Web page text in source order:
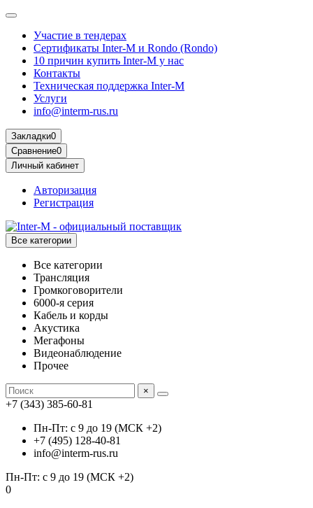
Участие в тендерах
Сертификаты Inter-M и Rondo (Rondo)
10 причин купить Inter-M у нас
Контакты
Техническая поддержка Inter-M
Услуги
info@interm-rus.ru
Закладки0
Сравнение0
Личный кабинет
Авторизация
Регистрация
Все категории
Все категории
Трансляция
Громкоговорители
6000-я серия
Кабель и корды
Акустика
Мегафоны
Видеонаблюдение
Прочее
×
+7 (343) 385-60-81
Пн-Пт: с 9 до 19 (МСК +2)
+7 (495) 128-40-81
info@interm-rus.ru
Пн-Пт: с 9 до 19 (МСК +2)
0